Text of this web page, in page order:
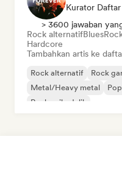
Kurator
> 3600 jawaban
Rock alternatifBlues
Hardcore
Tambahkan artis ke
Rock alternatif Rock
Metal/Heavy metal
Rock psikedelik